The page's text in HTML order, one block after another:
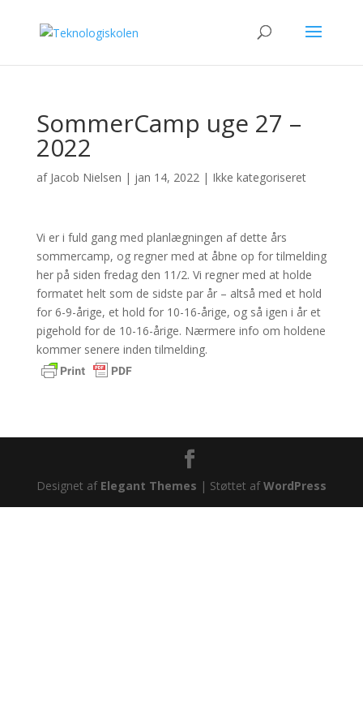
SommerCamp uge 27 –
2022
af Jacob Nielsen | jan 14, 2022| Ikke kategoriseret
Vi er i fuld gang med planlægningen af dette års
sommercamp, og regner med at åbne op for tilmelding
her på siden fredag den 11/2. Vi regner med at holde
formatet helt som de sidste par år – altså med et hold
for 6-9-årige, et hold for 10-16-årige, og så igen i år et
pigehold for de 10-16-årige. Nærmere info om holdene
kommer senere inden tilmelding.
Designet af Elegant Themes | Støttet afWordPress